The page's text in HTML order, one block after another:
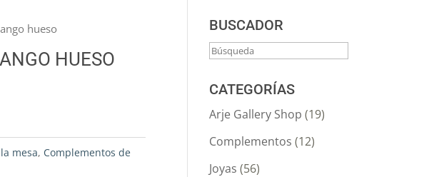
hueso
HUESO
mesa, Complementos de
BUSCADOR
CATEGORÍAS
Arje Gallery Shop (19)
Complementos (12)
Joyas (56)